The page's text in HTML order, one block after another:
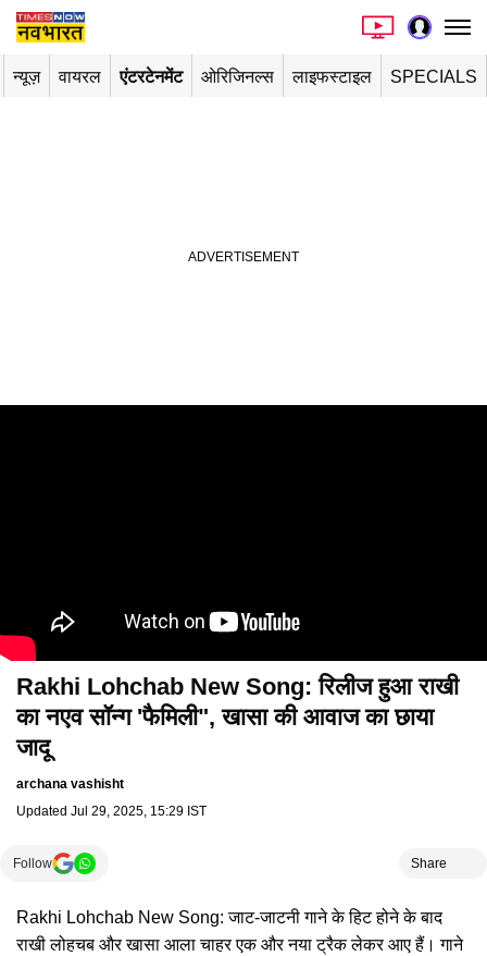
न्यूज़ वायरल एंटरटेनमेंट ओरिजिनल्स लाइफस्टाइल SPECIALS
Rakhi Lohchab New Song: रिलीज हुआ राखी
का नएव सॉन्ग 'फैमिली", खासा की आवाज का छाया
जादू
archana vashisht
Updated Jul 29, 2025, 15:29 IST
Follow Share
Rakhi Lohchab New Song: जाट-जाटनी गाने के हिट होने के बाद
राखी लोहचब और खासा आला चाहर एक और नया ट्रैक लेकर आए हैं। गाने